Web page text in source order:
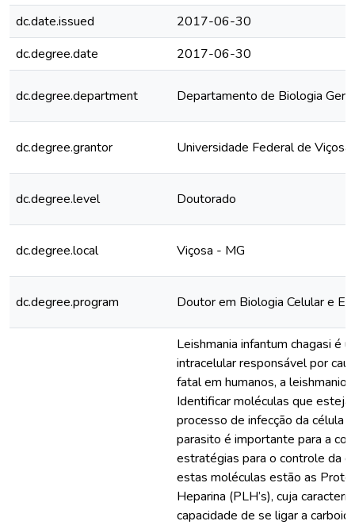
dc.date.issued
2017-06-30
dc.degree.date
2017-06-30
dc.degree.department Departamento de Biologia Geral
dc.degree.grantor Universidade Federal de Viçosa
dc.degree.level Doutorado
dc.degree.local Viçosa - MG
dc.degree.program Doutor em Biologia Celular e
Leishmania infantum chagasi é
intracelular responsável por
fatal em humanos, a
Identificar moléculas que
processo de infecção da célula
parasito é importante para a
estratégias para o controle da
estas moléculas estão as
Heparina (PLH’s), cuja
capacidade de se ligar a